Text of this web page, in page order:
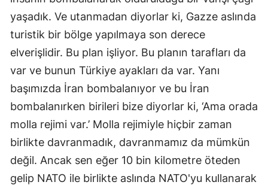
yaşadık. Ve utanmadan diyorlar ki, Gazze aslında
turistik bir bölge yapılmaya son derece
elverişlidir. Bu plan işliyor. Bu planın tarafları da
var ve bunun Türkiye ayakları da var. Yanı
başımızda İran bombalanıyor ve bu İran
bombalanırken birileri bize diyorlar ki, ‘Ama orada
molla rejimi var.’ Molla rejimiyle hiçbir zaman
birlikte davranmadık, davranmamız da mümkün
değil. Ancak sen eğer 10 bin kilometre öteden
gelip NATO ile birlikte aslında NATO'yu kullanarak